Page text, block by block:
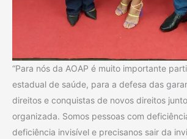
“Para nós da AOAP é muito importante
estadual de saúde, para a defesa das
direitos e conquistas de novos direitos
organizada. Somos pessoas com
deficiência invisível e precisanos sair da